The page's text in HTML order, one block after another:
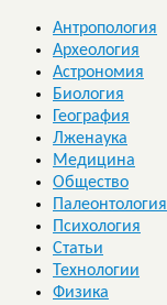
Антропология
Археология
Астрономия
Биология
География
Лженаука
Медицина
Общество
Палеонтология
Психология
Статьи
Технологии
Физика